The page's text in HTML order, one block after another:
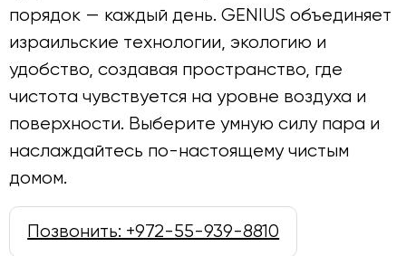
порядок — каждый день. GENIUS объединяет
израильские технологии, экологию и
удобство, создавая пространство, где
чистота чувствуется на уровне воздуха и
поверхности. Выберите умную силу пара и
наслаждайтесь по-настоящему чистым
домом.
Позвонить: +972-55-939-8810